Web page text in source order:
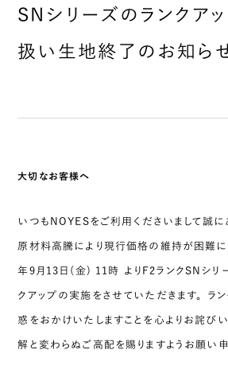
SNシリーズのランクア
扱い生地終了のお知ら
大切なお客様へ
いつもNOYESをご利用くださいまして誠に
原材料高騰により現行価格の維持が困難に
年9月13日(金) 11時 よりF2ランクSNシリ
クアップの実施をさせていただきます。 ラ
惑をおかけいたしますことを心よりお詫び
解と変わらぬご高配を賜りますようお願い申